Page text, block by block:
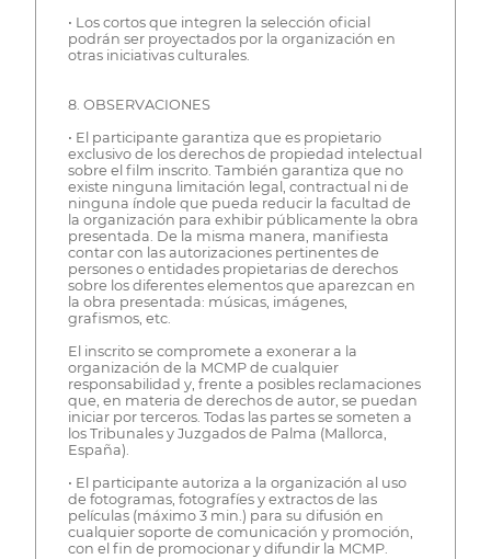
• Los cortos que integren la selección oficial
podrán ser proyectados por la organización en
otras iniciativas culturales.
8. OBSERVACIONES
• El participante garantiza que es propietario
exclusivo de los derechos de propiedad intelectual
sobre el film inscrito. También garantiza que no
existe ninguna limitación legal, contractual ni de
ninguna índole que pueda reducir la facultad de
la organización para exhibir públicamente la obra
presentada. De la misma manera, manifiesta
contar con las autorizaciones pertinentes de
persones o entidades propietarias de derechos
sobre los diferentes elementos que aparezcan en
la obra presentada: músicas, imágenes,
grafismos, etc.
El inscrito se compromete a exonerar a la
organización de la MCMP de cualquier
responsabilidad y, frente a posibles reclamaciones
que, en materia de derechos de autor, se puedan
iniciar por terceros. Todas las partes se someten a
los Tribunales y Juzgados de Palma (Mallorca,
España).
• El participante autoriza a la organización al uso
de fotogramas, fotografíes y extractos de las
películas (máximo 3 min.) para su difusión en
cualquier soporte de comunicación y promoción,
con el fin de promocionar y difundir la MCMP.